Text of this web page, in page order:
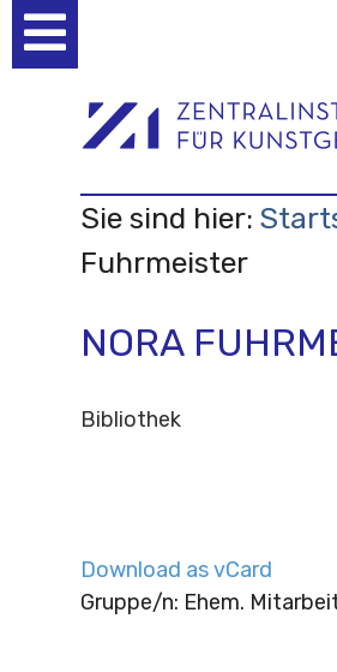
Werkzeuge
Sie sind hier:
Fuhrmeister
NORA
Bibliothek
Download as vCard
Gruppe/n: Ehem.